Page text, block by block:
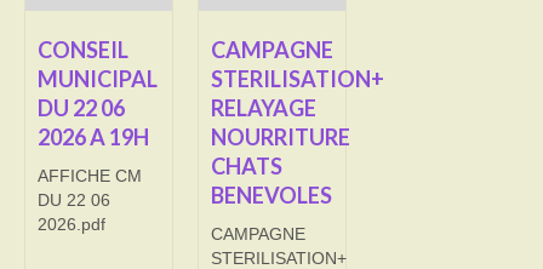
Cimetière
Culte
Correspondants de presse
LE BRULAGE DES VEGETAUX
DECHETS VERTS
CONSEIL
MUNICIPAL
DU 22 06
2026 A 19H
AFFICHE CM
DU 22 06
2026.pdf
CAMPAGNE
STERILISATION+
RELAYAGE
NOURRITURE
CHATS
BENEVOLES
CAMPAGNE
STERILISATION+